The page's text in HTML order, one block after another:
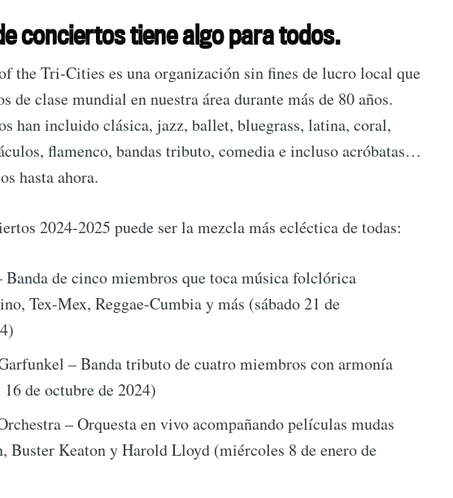
conciertos tiene algo para todos.
the Tri-Cities es una organización sin fines de lucro local que
de clase mundial en nuestra área durante más de 80 años.
han incluido clásica, jazz, ballet, bluegrass, latina, coral,
flamenco, bandas tributo, comedia e incluso acróbatas…
hasta ahora.
2024-2025 puede ser la mezcla más ecléctica de todas:
Banda de cinco miembros que toca música folclórica
Tex-Mex, Reggae-Cumbia y más (sábado 21 de
– Banda tributo de cuatro miembros con armonía
de octubre de 2024)
– Orquesta en vivo acompañando películas mudas
Buster Keaton y Harold Lloyd (miércoles 8 de enero de